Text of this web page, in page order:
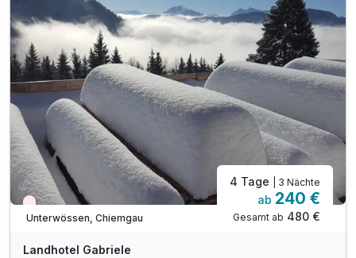
1x Möglichkeit zum Fondue-Abend
1x Gemeinsam die Rauhnächte kennen lernen
Wieder frei ab Oktober
Unterwössen, Chiemgau
4 Tage | 3 Nächte
ab 240 €
Gesamt ab 480 €
Landhotel Gabriele